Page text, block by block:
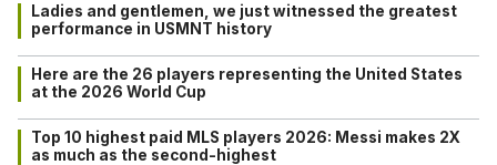
Ladies and gentlemen, we just witnessed the greatest
performance in USMNT history
Here are the 26 players representing the United States
at the 2026 World Cup
Top 10 highest paid MLS players 2026: Messi makes 2X
as much as the second-highest